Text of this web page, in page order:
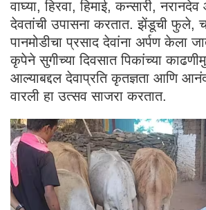
वाघ्या, हिरवा, हिमाई, कन्सारी,
देवतांची उपासना करतात. झेंडूची फुले,
पानमोडीचा प्रसाद देवांना अर्पण केला
कृपेने सुगीच्या दिवसात पिकांच्या
आल्याबद्दल देवाप्रति कृतज्ञता आणि
वारली हा उत्सव साजरा करतात.